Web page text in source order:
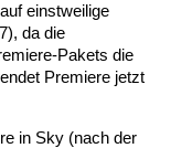
einstweilige
da die
Pakets die
Premiere jetzt
in Sky (nach der